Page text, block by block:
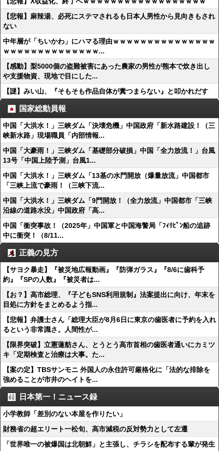
【悲報】麻辣湯、必死にステマされるも日本人男性から見向きもされ
ない
中年層が「ちいかわ」にハマる理由ｗｗｗｗｗｗｗｗｗｗｗｗｗｗｗ
ｗｗｗｗｗｗｗｗｗｗｗｗｗｗ...
【感動】梨5000個の盗難被害にあった農家の男性が熊本で炊き出し
や支援物資、現地で目にした...
【謎】みい山、『そもそも作品自体が糞つまらない』と叩かれだす
国家総動員報
中国「大洪水！」三峡ダム「決壊危機」中国政府「新水路建設！（三
峡新水路」現場職員「内部情報...
中国「大豪雨！」三峡ダム「基礎部分破損」中国「全力放流！」台風
13号「中国上陸予測」台風1...
中国「大洪水！」三峡ダム「13基の水門開放（爆量放流」中国都市
「三峡上流で豪雨！（三峡下流...
中国「大洪水！」三峡ダム「9門開放！（全力放流」中国都市「三峡
沿線の道路水没」中国政府「高...
中国「衝突事故！（2025年」中国軍と中国海警局「ﾌｨﾘﾋﾟﾝ船の追跡
中に衝突！（8/11...
正義の見方
【サヨク暴走】『被災地広報動画』『防弾ガラス』『8/6に歯科予
約』『SPの人数』『被災者は...
【お？】高市総理、『子どもSNS利用規制』法案提出に向け、年末を
目処に方針をまとめるよう指...
【悲報】弁護士さん「総理大臣が8月6日に東京の歯医者に予約を入れ
るという非常識さ。人間性が...
【限界突破】立憲蓮舫さん、とうとう高市首相の歯医者通いにカミツ
キ「定期検査と治療は大事。た...
【案の定】TBSサンモニ 外国人の永住許可厳格化に「法的な排除を
強めることが市井のヘイトを...
日本第一！ニュース録
小学教師「差別のない本屋を作りたい」
財務省の超エリート一松旬、高市減税の反対勢力として左遷
「世界唯一の被爆国は北朝鮮」と主張し、チラシを配布する輩が発生